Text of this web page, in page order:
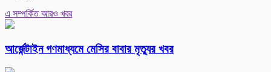
এ সম্পর্কিত আরও খবর
আর্জেন্টাইন গণমাধ্যমে মেসির বাবার মৃত্যুর খবর